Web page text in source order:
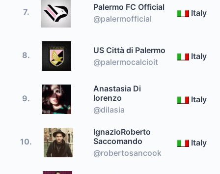
7.
Palermo FC Official
@palermofficial
Italy
8.
US Città di Palermo
@palermocalcioit
Italy
9.
Anastasia Di
lorenzo
@dilasia
Italy
10.
IgnazioRoberto
Saccomando
@robertosancook
Italy